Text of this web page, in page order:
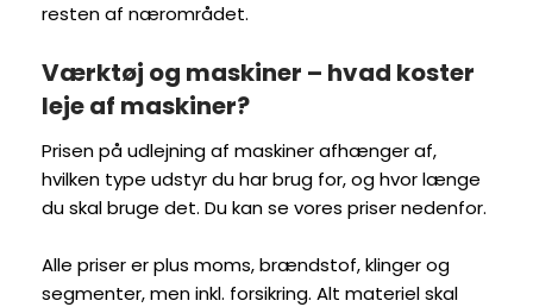
resten af nærområdet.​
Værktøj og maskiner – hvad koster
leje af maskiner?
Prisen på udlejning af maskiner afhænger af,
hvilken type udstyr du har brug for, og hvor længe
du skal bruge det. Du kan se vores priser nedenfor.
Alle priser er plus moms, brændstof, klinger og
segmenter, men inkl. forsikring. Alt materiel skal